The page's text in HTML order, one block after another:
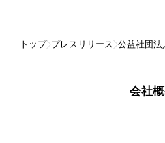
トップ プレスリリース 公益社団法
会社